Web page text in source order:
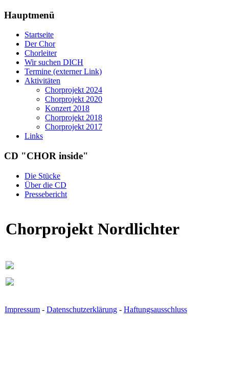
Hauptmenü
Startseite
Der Chor
Chorleiter
Wir suchen DICH
Termine (externer Link)
Aktivitäten
Chorprojekt 2024
Chorprojekt 2020
Konzert 2018
Chorprojekt 2018
Chorprojekt 2017
Links
CD "CHOR inside"
Die Stücke
Über die CD
Pressebericht
Chorprojekt Nordlichter
Impressum - Datenschutzerklärung - Haftungsausschluss